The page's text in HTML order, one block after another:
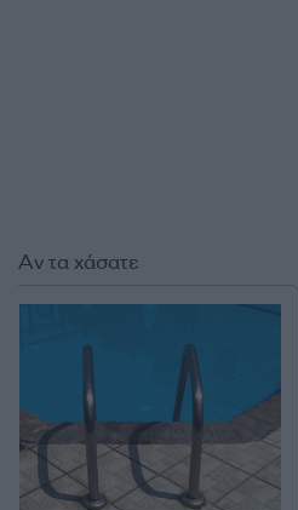
Αν τα χάσατε